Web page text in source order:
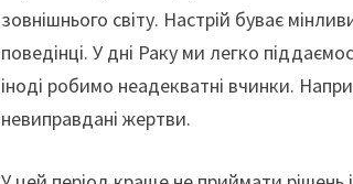
зовнішнього світу. Настрій буває
поведінці. У дні Раку ми легко
іноді робимо неадекватні вчинки.
невиправдані жертви.